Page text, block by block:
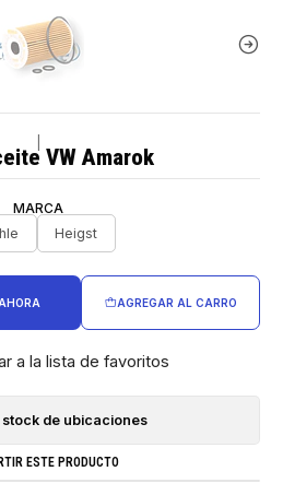
VW Amarok
MARCA
Heigst
AGREGAR AL CARRO
a la lista de favoritos
de ubicaciones
ESTE PRODUCTO